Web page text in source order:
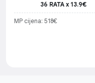
36 RATA x 13.9€
MP cijena: 518€